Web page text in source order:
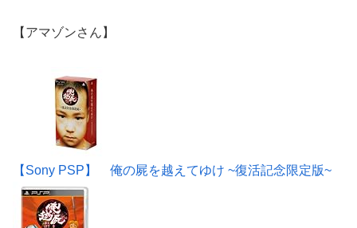
【アマゾンさん】
【Sony PSP】 俺の屍を越えてゆけ ~復活記念限定版~